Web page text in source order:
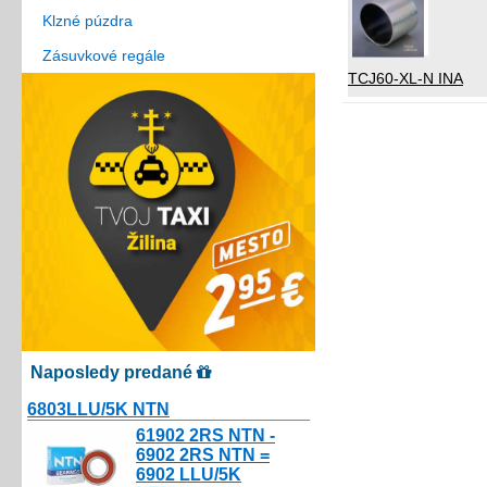
Klzné púzdra
Zásuvkové regále
Naposledy predané
6803LLU/5K NTN
61902 2RS NTN -
6902 2RS NTN =
6902 LLU/5K
TCJ60-XL-N INA